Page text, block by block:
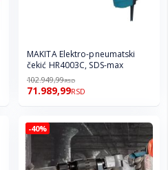
MAKITA Elektro-pneumatski
čekić HR4003C, SDS-max
102.949,99RSD
71.989,99RSD
-40%